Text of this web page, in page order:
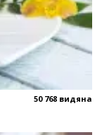
50 768 видяна